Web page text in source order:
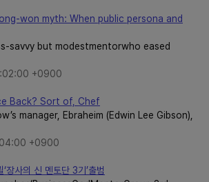
won myth: When public persona and
savvy but modestmentorwho eased
+0900
Back? Sort of, Chef
manager, Ebraheim (Edwin Lee Gibson),
+0900
장사의 신 멘토단 3기’출범